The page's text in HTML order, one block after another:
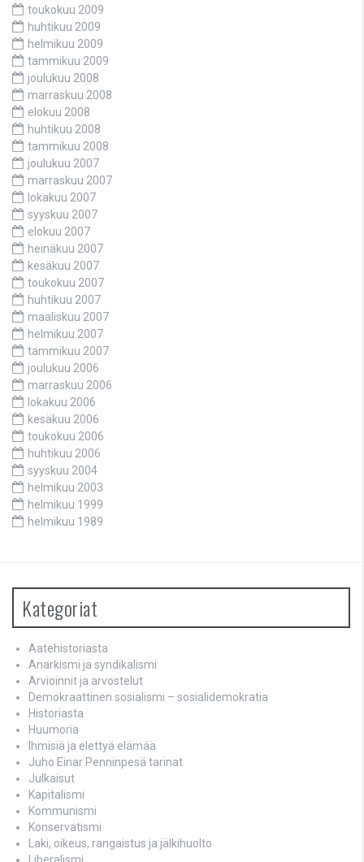
toukokuu 2009
huhtikuu 2009
helmikuu 2009
tammikuu 2009
joulukuu 2008
marraskuu 2008
elokuu 2008
huhtikuu 2008
tammikuu 2008
joulukuu 2007
marraskuu 2007
lokakuu 2007
syyskuu 2007
elokuu 2007
heinäkuu 2007
kesäkuu 2007
toukokuu 2007
huhtikuu 2007
maaliskuu 2007
helmikuu 2007
tammikuu 2007
joulukuu 2006
marraskuu 2006
lokakuu 2006
kesäkuu 2006
toukokuu 2006
huhtikuu 2006
syyskuu 2004
helmikuu 2003
helmikuu 1999
helmikuu 1989
Kategoriat
Aatehistoriasta
Anarkismi ja syndikalismi
Arvioinnit ja arvostelut
Demokraattinen sosialismi – sosialidemokratia
Historiasta
Huumoria
Ihmisiä ja elettyä elämää
Juho Einar Penninpesä tarinat
Julkaisut
Kapitalismi
Kommunismi
Konservatismi
Laki, oikeus, rangaistus ja jälkihuolto
Liberalismi